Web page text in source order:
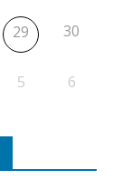
29 30
5 6